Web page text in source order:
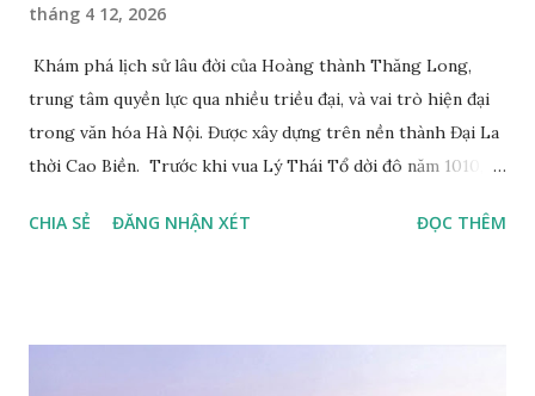
tháng 4 12, 2026
Khám phá lịch sử lâu đời của Hoàng thành Thăng Long,
trung tâm quyền lực qua nhiều triều đại, và vai trò hiện đại
trong văn hóa Hà Nội. Được xây dựng trên nền thành Đại La
thời Cao Biền. Trước khi vua Lý Thái Tổ dời đô năm 1010,
Đường, do Cao Biền xây dựng vào thế kỷ 9, tạo nền tảng cho
CHIA SẺ ĐĂNG NHẬN XÉT ĐỌC THÊM